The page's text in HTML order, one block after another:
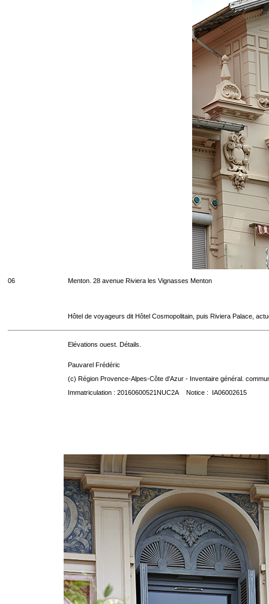
06 Menton. 28 avenue Riviera les Vignasses Menton
Hôtel de voyageurs dit Hôtel Cosmopolitain, puis Riviera Palace,
Elévations ouest. Détails.
Pauvarel Frédéric
(c) Région Provence-Alpes-Côte d'Azur - Inventaire général.
Immatriculation : 20160600521NUC2A Notice : IA06002615